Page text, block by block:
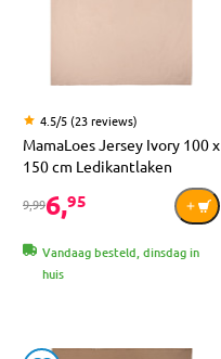
4.5/5 (23 reviews)
MamaLoes Jersey Ivory 100 x
150 cm Ledikantlaken
9,996,95
Vandaag besteld, dinsdag in
huis